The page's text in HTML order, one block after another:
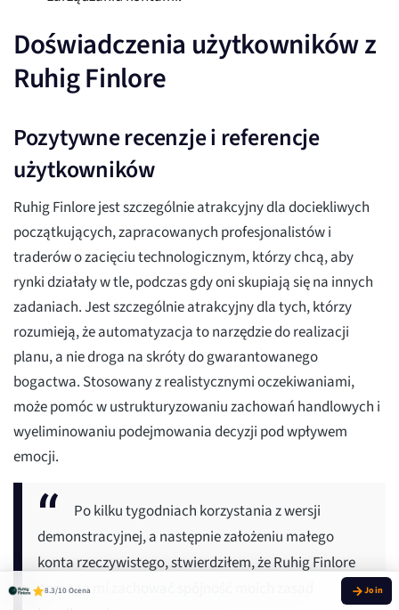
Doświadczenia użytkowników z
Ruhig Finlore
Pozytywne recenzje i referencje
użytkowników
Ruhig Finlore jest szczególnie atrakcyjny dla dociekliwych
początkujących, zapracowanych profesjonalistów i
traderów o zacięciu technologicznym, którzy chcą, aby
rynki działały w tle, podczas gdy oni skupiają się na innych
zadaniach. Jest szczególnie atrakcyjny dla tych, którzy
rozumieją, że automatyzacja to narzędzie do realizacji
planu, a nie droga na skróty do gwarantowanego
bogactwa. Stosowany z realistycznymi oczekiwaniami,
może pomóc w ustrukturyzowaniu zachowań handlowych i
wyeliminowaniu podejmowania decyzji pod wpływem
emocji.
Po kilku tygodniach korzystania z wersji
demonstracyjnej, a następnie założeniu małego
konta rzeczywistego, stwierdziłem, że Ruhig Finlore
pomaga mi zachować spójność moich zasad
8.3/10 Ocena